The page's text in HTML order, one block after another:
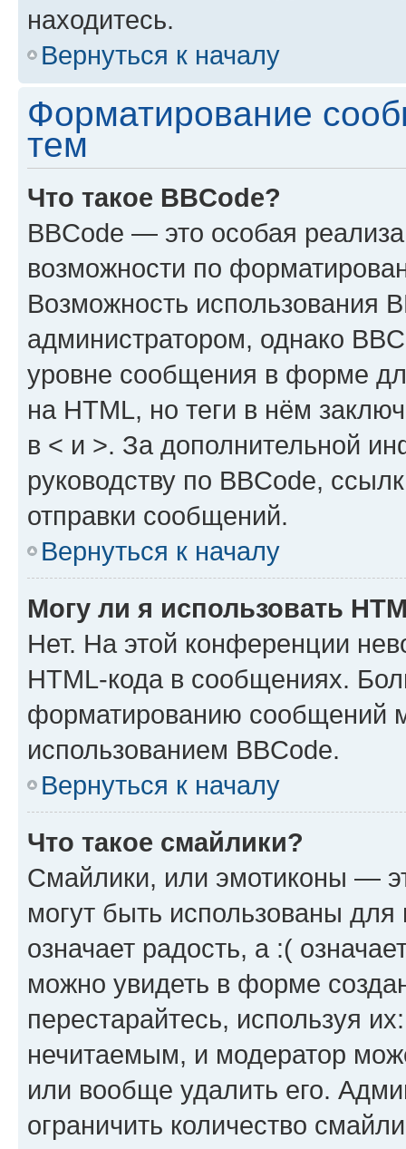
находитесь.
Вернуться к началу
Форматирование
тем
Что такое BBCode?
BBCode — это особая
возможности по
Возможность использования
администратором, однако
уровне сообщения в форме
на HTML, но теги в нём
в < и >. За дополнительной
руководству по BBCode,
отправки сообщений.
Вернуться к началу
Могу ли я использовать
Нет. На этой конференции
HTML-кода в сообщениях.
форматированию сообщений
использованием BBCode.
Вернуться к началу
Что такое смайлики?
Смайлики, или эмотиконы —
могут быть использованы
означает радость, а :(
можно увидеть в форме
перестарайтесь, используя
нечитаемым, и модератор
или вообще удалить его.
ограничить количество